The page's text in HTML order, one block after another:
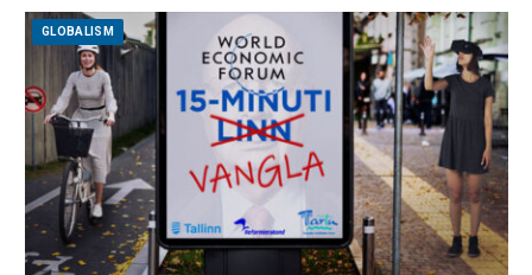
GLOBALISM